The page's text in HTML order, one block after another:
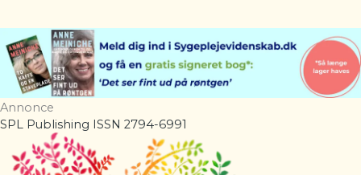
Annonce
SPL Publishing ISSN 2794-6991